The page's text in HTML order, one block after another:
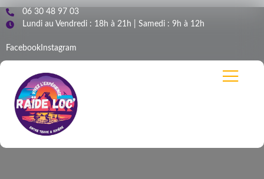
06 30 48 97 03
Lundi au Vendredi : 18h à 21h | Samedi : 9h à 12h
Facebook Instagram